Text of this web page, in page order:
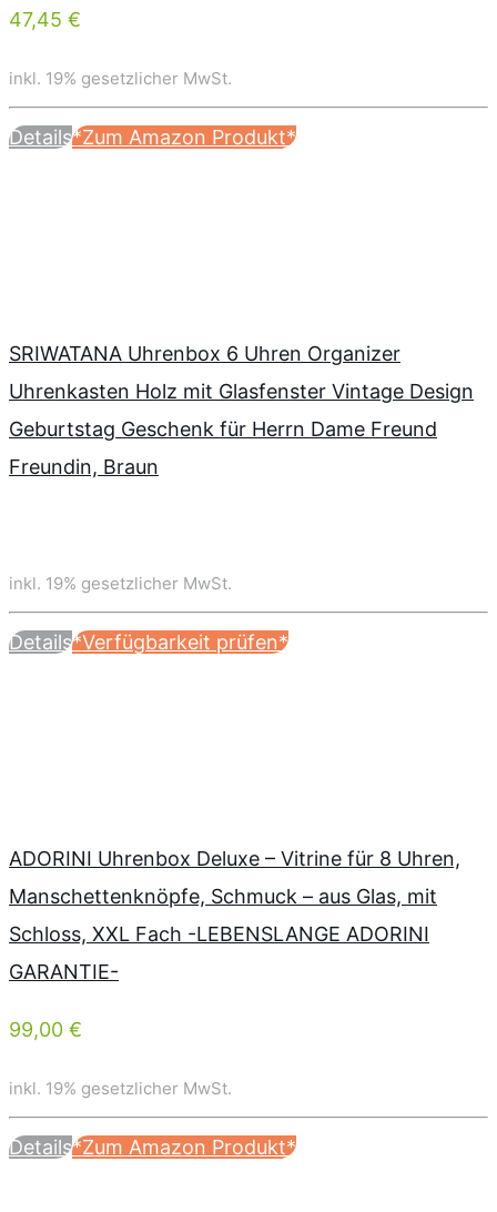
47,45 €
inkl. 19% gesetzlicher MwSt.
Details*Zum Amazon Produkt*
SRIWATANA Uhrenbox 6 Uhren Organizer
Uhrenkasten Holz mit Glasfenster Vintage Design
Geburtstag Geschenk für Herrn Dame Freund
Freundin, Braun
inkl. 19% gesetzlicher MwSt.
Details*Verfügbarkeit prüfen*
ADORINI Uhrenbox Deluxe – Vitrine für 8 Uhren,
Manschettenknöpfe, Schmuck – aus Glas, mit
Schloss, XXL Fach -LEBENSLANGE ADORINI
GARANTIE-
99,00 €
inkl. 19% gesetzlicher MwSt.
Details*Zum Amazon Produkt*